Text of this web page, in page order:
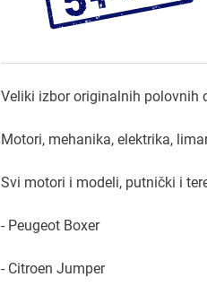
Veliki izbor originalnih polovnih
Motori, mehanika, elektrika,
Svi motori i modeli, putnički i
- Peugeot Boxer
- Citroen Jumper